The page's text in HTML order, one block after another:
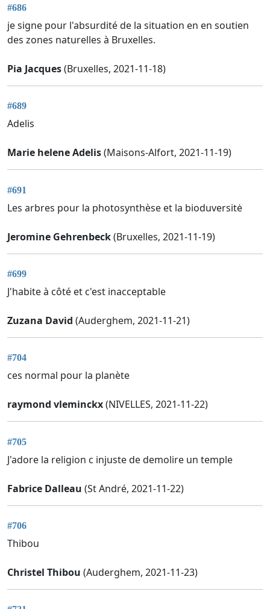
#686
je signe pour l'absurdité de la situation en en soutien
des zones naturelles à Bruxelles.
Pia Jacques(Bruxelles, 2021-11-18)
#689
Adelis
Marie helene Adelis(Maisons-Alfort, 2021-11-19)
#691
Les arbres pour la photosynthèse et la bioduversitė
Jeromine Gehrenbeck(Bruxelles, 2021-11-19)
#699
J'habite à côté et c'est inacceptable
Zuzana David (Auderghem, 2021-11-21)
#704
ces normal pour la planète
raymond vleminckx(NIVELLES, 2021-11-22)
#705
J'adore la religion c injuste de demolire un temple
Fabrice Dalleau (St André, 2021-11-22)
#706
Thibou
Christel Thibou (Auderghem, 2021-11-23)